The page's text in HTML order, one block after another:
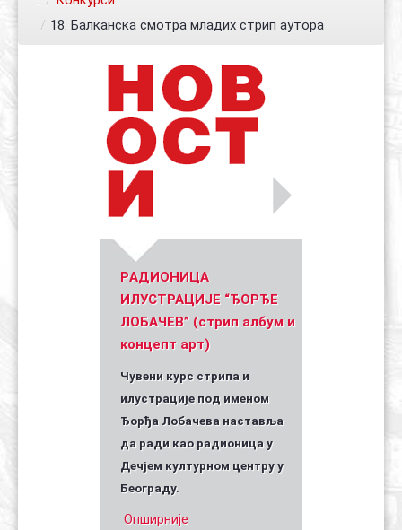
Уметник стрипа и духа Геза Шетет
(Биографија и стрипографија)
/ 18. Балканска смотра младих стрип аутора
PАДИОНИЦА
ИЛУСТРАЦИЈЕ “ЂОРЂЕ
ЛОБАЧЕВ” (стрип албум и
концепт арт)
Чувени курс стрипа и
илустрације под именом
Ђорђа Лобачева наставља
да ради као радионица у
Дечјем културном центру у
Београду.
Опширније
Органи
Хол славе
Контакт